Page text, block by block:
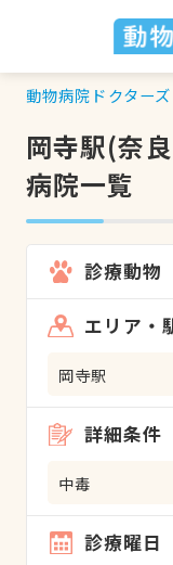
動物病院ドクター
岡寺駅(奈
病院一覧
診療動物
エリア・
岡寺駅
詳細条件
中毒
診療曜日